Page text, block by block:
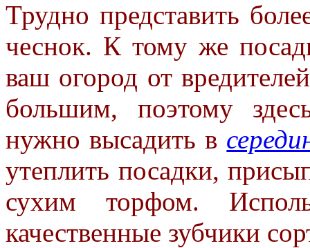
Трудно представить
чеснок. К тому же
ваш огород от
большим, поэтому
нужно высадить в
утеплить посадки,
сухим торфом.
качественные зубчики